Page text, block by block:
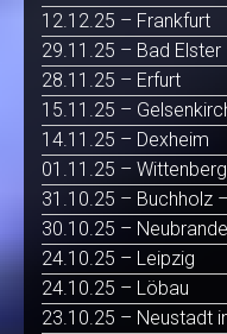
12.12.25 – Frankfurt
29.11.25 – Bad Elster
28.11.25 – Erfurt
15.11.25 –
14.11.25 – Dexheim
01.11.25 –
31.10.25 – Buchholz
30.10.25 –
24.10.25 – Leipzig
24.10.25 – Löbau
23.10.25 – Neustadt